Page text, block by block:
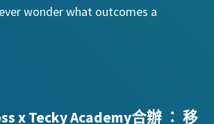
wonder what outcomes a
x Tecky Academy合辦 ： 移